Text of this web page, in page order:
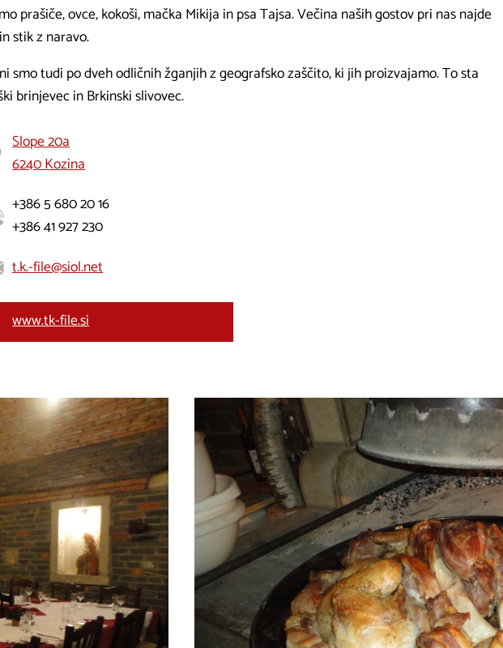
prašiče, ovce, kokoši, mačka Mikija in psa Tajsa. Večina naših gostov pri nas najde
stik z naravo.
smo tudi po dveh odličnih žganjih z geografsko zaščito, ki jih proizvajamo. To sta
brinjevec in Brkinski slivovec.
Slope 20a
6240 Kozina
+386 5 680 20 16
+386 41 927 230
t.k.-file@siol.net
www.tk-file.si